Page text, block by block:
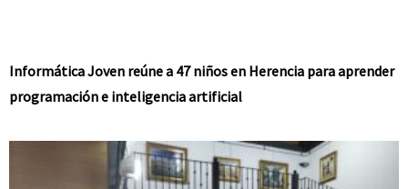
Informática Joven reúne a 47 niños en Herencia para aprender
programación e inteligencia artificial